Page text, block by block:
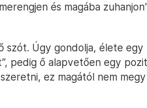
és magába
szót. Úgy gondolja, élete egy
pedig ő alapvetően egy
ez magától nem